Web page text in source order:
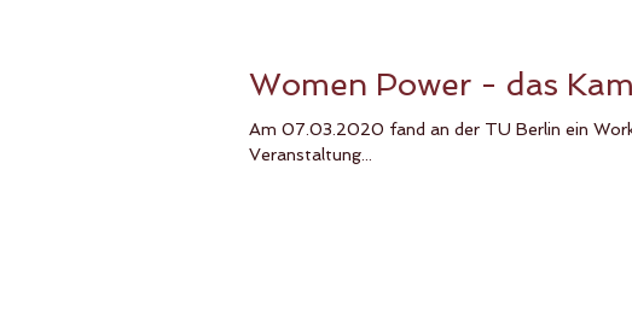
Women Power - das
Am 07.03.2020 fand an der TU Berlin ein
Veranstaltung...